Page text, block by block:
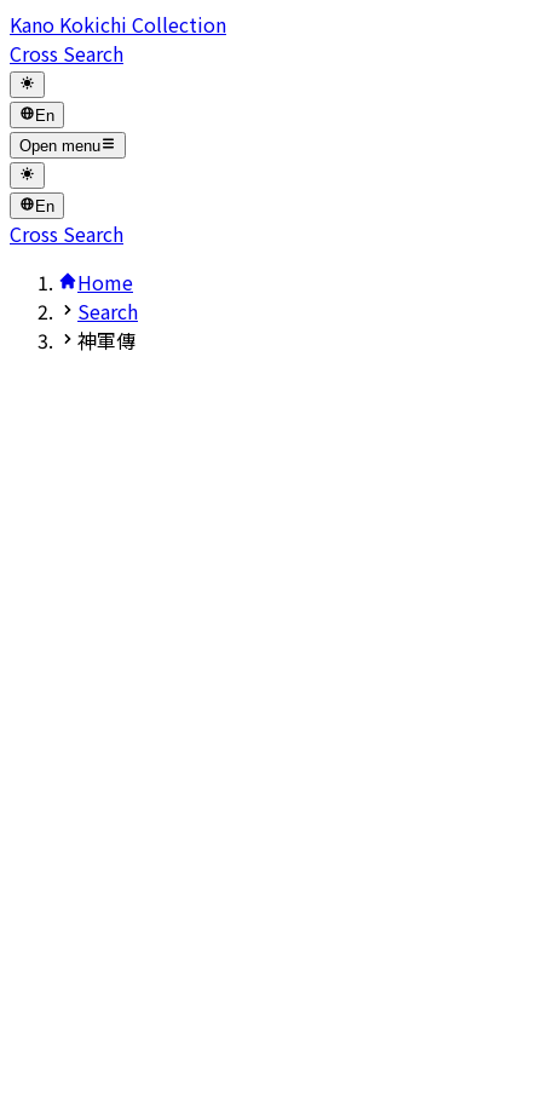
Kano Kokichi Collection
Cross Search
En
Open menu
En
Cross Search
Home
Search
神軍傳